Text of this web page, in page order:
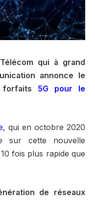
qui à grand
annonce le
forfaits 5G pour le
, qui en octobre 2020
sur cette nouvelle
fois plus rapide que
de réseaux